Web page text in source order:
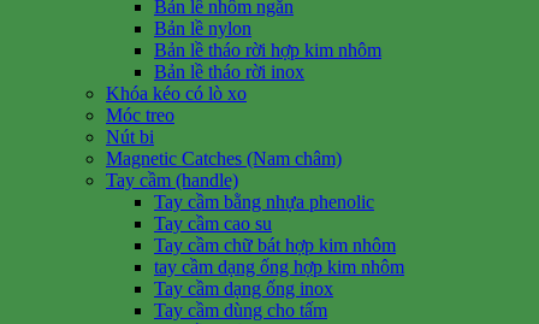
Bản lề nhôm ngắn
Bản lề nylon
Bản lề tháo rời hợp kim nhôm
Bản lề tháo rời inox
Khóa kéo có lò xo
Móc treo
Nút bi
Magnetic Catches (Nam châm)
Tay cầm (handle)
Tay cầm bằng nhựa phenolic
Tay cầm cao su
Tay cầm chữ bát hợp kim nhôm
tay cầm dạng ống hợp kim nhôm
Tay cầm dạng ống inox
Tay cầm dùng cho tấm